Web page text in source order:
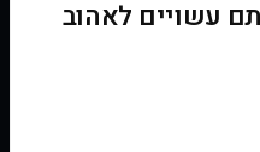
עשויים לאהוב